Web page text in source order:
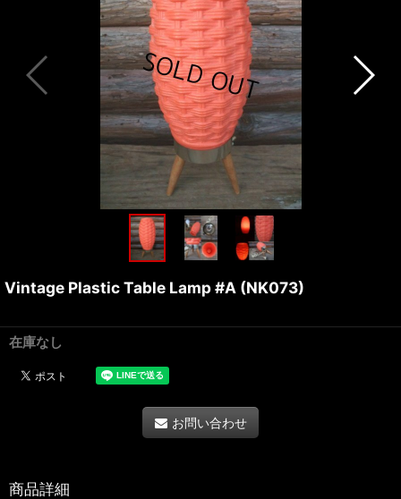
Vintage Plastic Table Lamp #A (NK073)
在庫なし
お問い合わせ
商品詳細